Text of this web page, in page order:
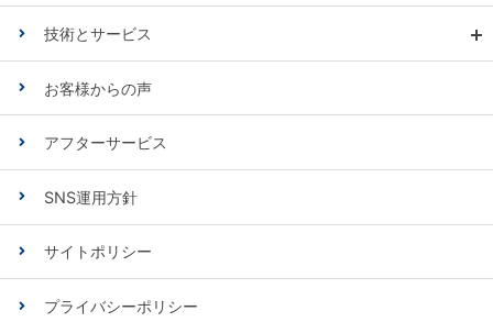
技術とサービス
お客様からの声
アフターサービス
SNS運用方針
サイトポリシー
プライバシーポリシー